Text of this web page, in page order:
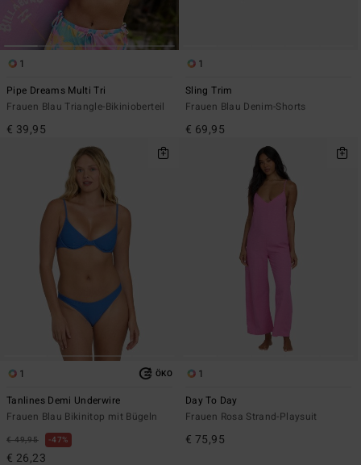
1
Pipe Dreams Multi Tri
Frauen Blau Triangle-Bikinioberteil
€ 39,95
1
Sling Trim
Frauen Blau Denim-Shorts
€ 69,95
1 ÖKO
Tanlines Demi Underwire
Frauen Blau Bikinitop mit Bügeln
€ 49,95 47%
€ 26,23
1
Day To Day
Frauen Rosa Strand-Playsuit
€ 75,95